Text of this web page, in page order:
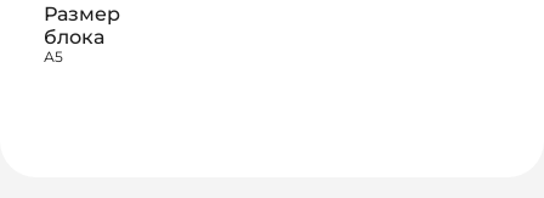
Размер
блока
А5